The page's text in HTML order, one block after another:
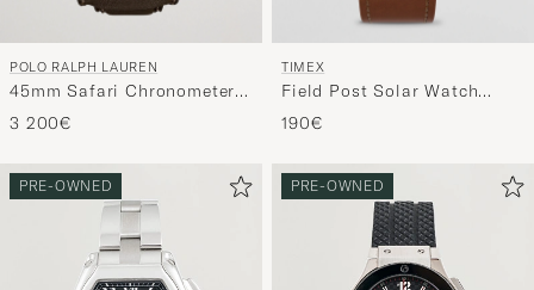
POLO RALPH LAUREN
45mm Safari Chronometer
Black Steel/Calf Strap
3 200€
TIMEX
Field Post Solar Watch
36mm Brown/Black
190€
PRE-OWNED PRE-OWNED